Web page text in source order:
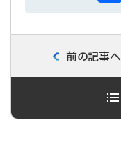
a
c
e
o
前の記事へ